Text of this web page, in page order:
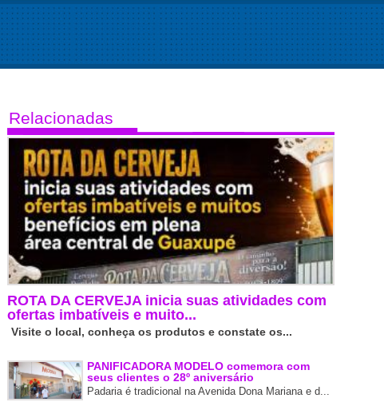
Relacionadas
ROTA DA CERVEJA inicia suas atividades com
ofertas imbatíveis e muito...
Visite o local, conheça os produtos e constate os...
PANIFICADORA MODELO comemora com
seus clientes o 28º aniversário
Padaria é tradicional na Avenida Dona Mariana e d...